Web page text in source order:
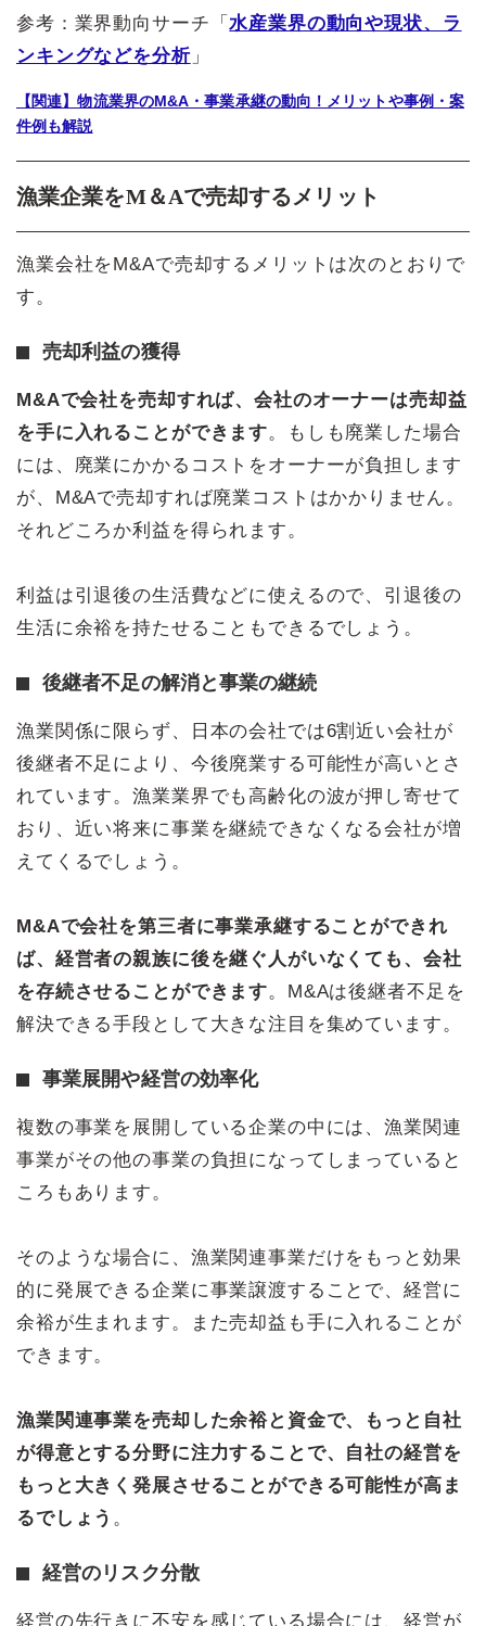
参考：業界動向サーチ「 水産業界の動向や現状、ラ
ンキングなどを分析」
【関連】物流業界のM&A・事業承継の動向！メリットや事例・案
件例も解説
漁業企業をM＆Aで売却するメリット
漁業会社をM&Aで売却するメリットは次のとおりで
す。
売却利益の獲得
M&Aで会社を売却すれば、会社のオーナーは売却益
を手に入れることができます。もしも廃業した場合
には、廃業にかかるコストをオーナーが負担します
が、M&Aで売却すれば廃業コストはかかりません。
それどころか利益を得られます。
利益は引退後の生活費などに使えるので、引退後の
生活に余裕を持たせることもできるでしょう。
後継者不足の解消と事業の継続
漁業関係に限らず、日本の会社では6割近い会社が
後継者不足により、今後廃業する可能性が高いとさ
れています。漁業業界でも高齢化の波が押し寄せて
おり、近い将来に事業を継続できなくなる会社が増
えてくるでしょう。
M&Aで会社を第三者に事業承継することができれ
ば、経営者の親族に後を継ぐ人がいなくても、会社
を存続させることができます。M&Aは後継者不足を
解決できる手段として大きな注目を集めています。
事業展開や経営の効率化
複数の事業を展開している企業の中には、漁業関連
事業がその他の事業の負担になってしまっていると
ころもあります。
そのような場合に、漁業関連事業だけをもっと効果
的に発展できる企業に事業譲渡することで、経営に
余裕が生まれます。また売却益も手に入れることが
できます。
漁業関連事業を売却した余裕と資金で、もっと自社
が得意とする分野に注力することで、自社の経営を
もっと大きく発展させることができる可能性が高ま
るでしょう 。
経営のリスク分散
経営の先行きに不安を感じている場合には、経営が